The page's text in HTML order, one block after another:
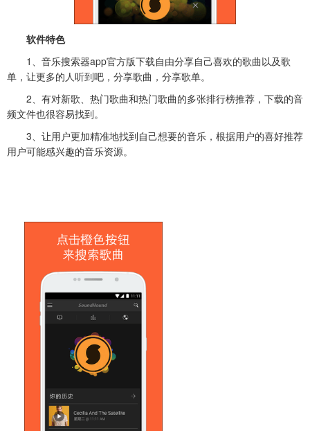
软件特色
1、音乐搜索器app官方版下载自由分享自己喜欢的歌曲以及歌
单，让更多的人听到吧，分享歌曲，分享歌单。
2、有对新歌、热门歌曲和热门歌曲的多张排行榜推荐，下载的音
频文件也很容易找到。
3、让用户更加精准地找到自己想要的音乐，根据用户的喜好推荐
用户可能感兴趣的音乐资源。